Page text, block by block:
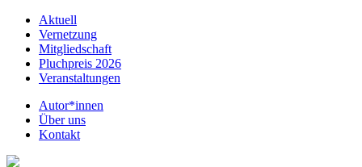
Aktuell
Vernetzung
Mitgliedschaft
Pluchpreis 2026
Veranstaltungen
Autor*innen
Über uns
Kontakt